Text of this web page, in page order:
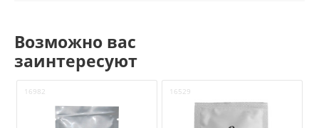
Возможно вас
заинтересуют
16982 16529